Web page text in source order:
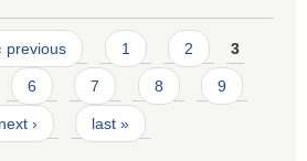
previous 1 2 3
6 7 8 9
next › last »